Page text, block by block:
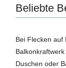
Beliebte
Bei Flecken auf
Duschen oder